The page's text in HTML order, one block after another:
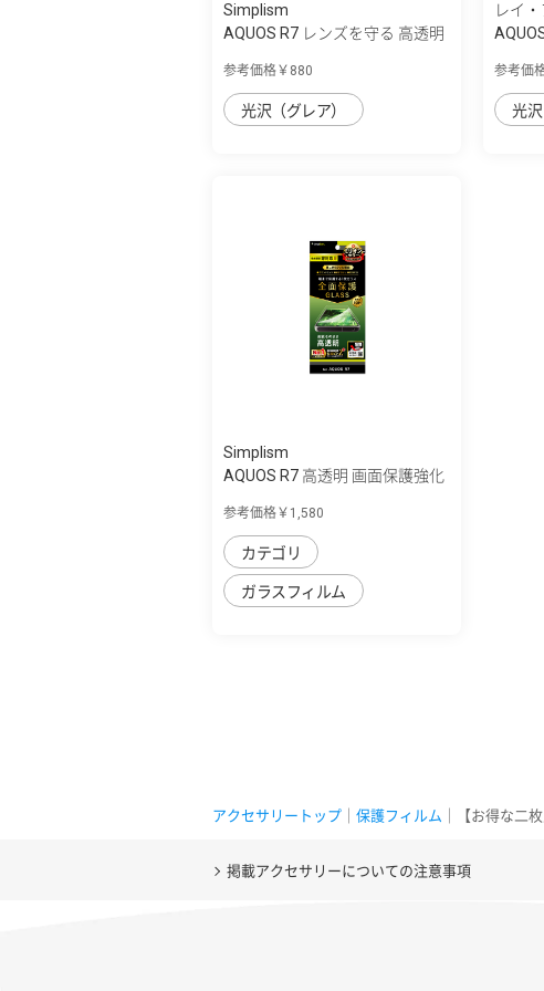
Simplism
AQUOS R7 レンズを守る 高透明
参考価格￥880
光沢（グレア）
レイ
参考価
光沢
Simplism
AQUOS R7 高透明 画面保護強化
参考価格￥1,580
カテゴリ
ガラスフィルム
アクセサリートップ 保護フィルム ｜【お得な二
掲載アクセサリーについての注意事項